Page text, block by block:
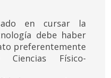
en cursar la
debe haber
preferentemente
Físico-